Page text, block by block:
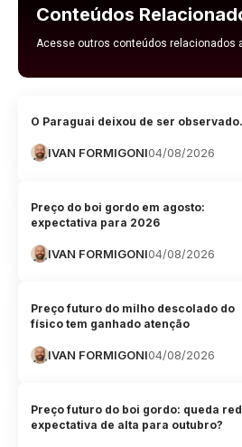
Conteúdos
Acesse outros conteúdos relacionados
O Paraguai deixou de ser
IVAN FORMIGONI04/08/2026
Preço do boi gordo em agosto:
expectativa para 2026
IVAN FORMIGONI04/08/2026
Preço futuro do milho descolado do
físico tem ganhado atenção
IVAN FORMIGONI04/08/2026
Preço futuro do boi gordo: queda
expectativa de alta para outubro?